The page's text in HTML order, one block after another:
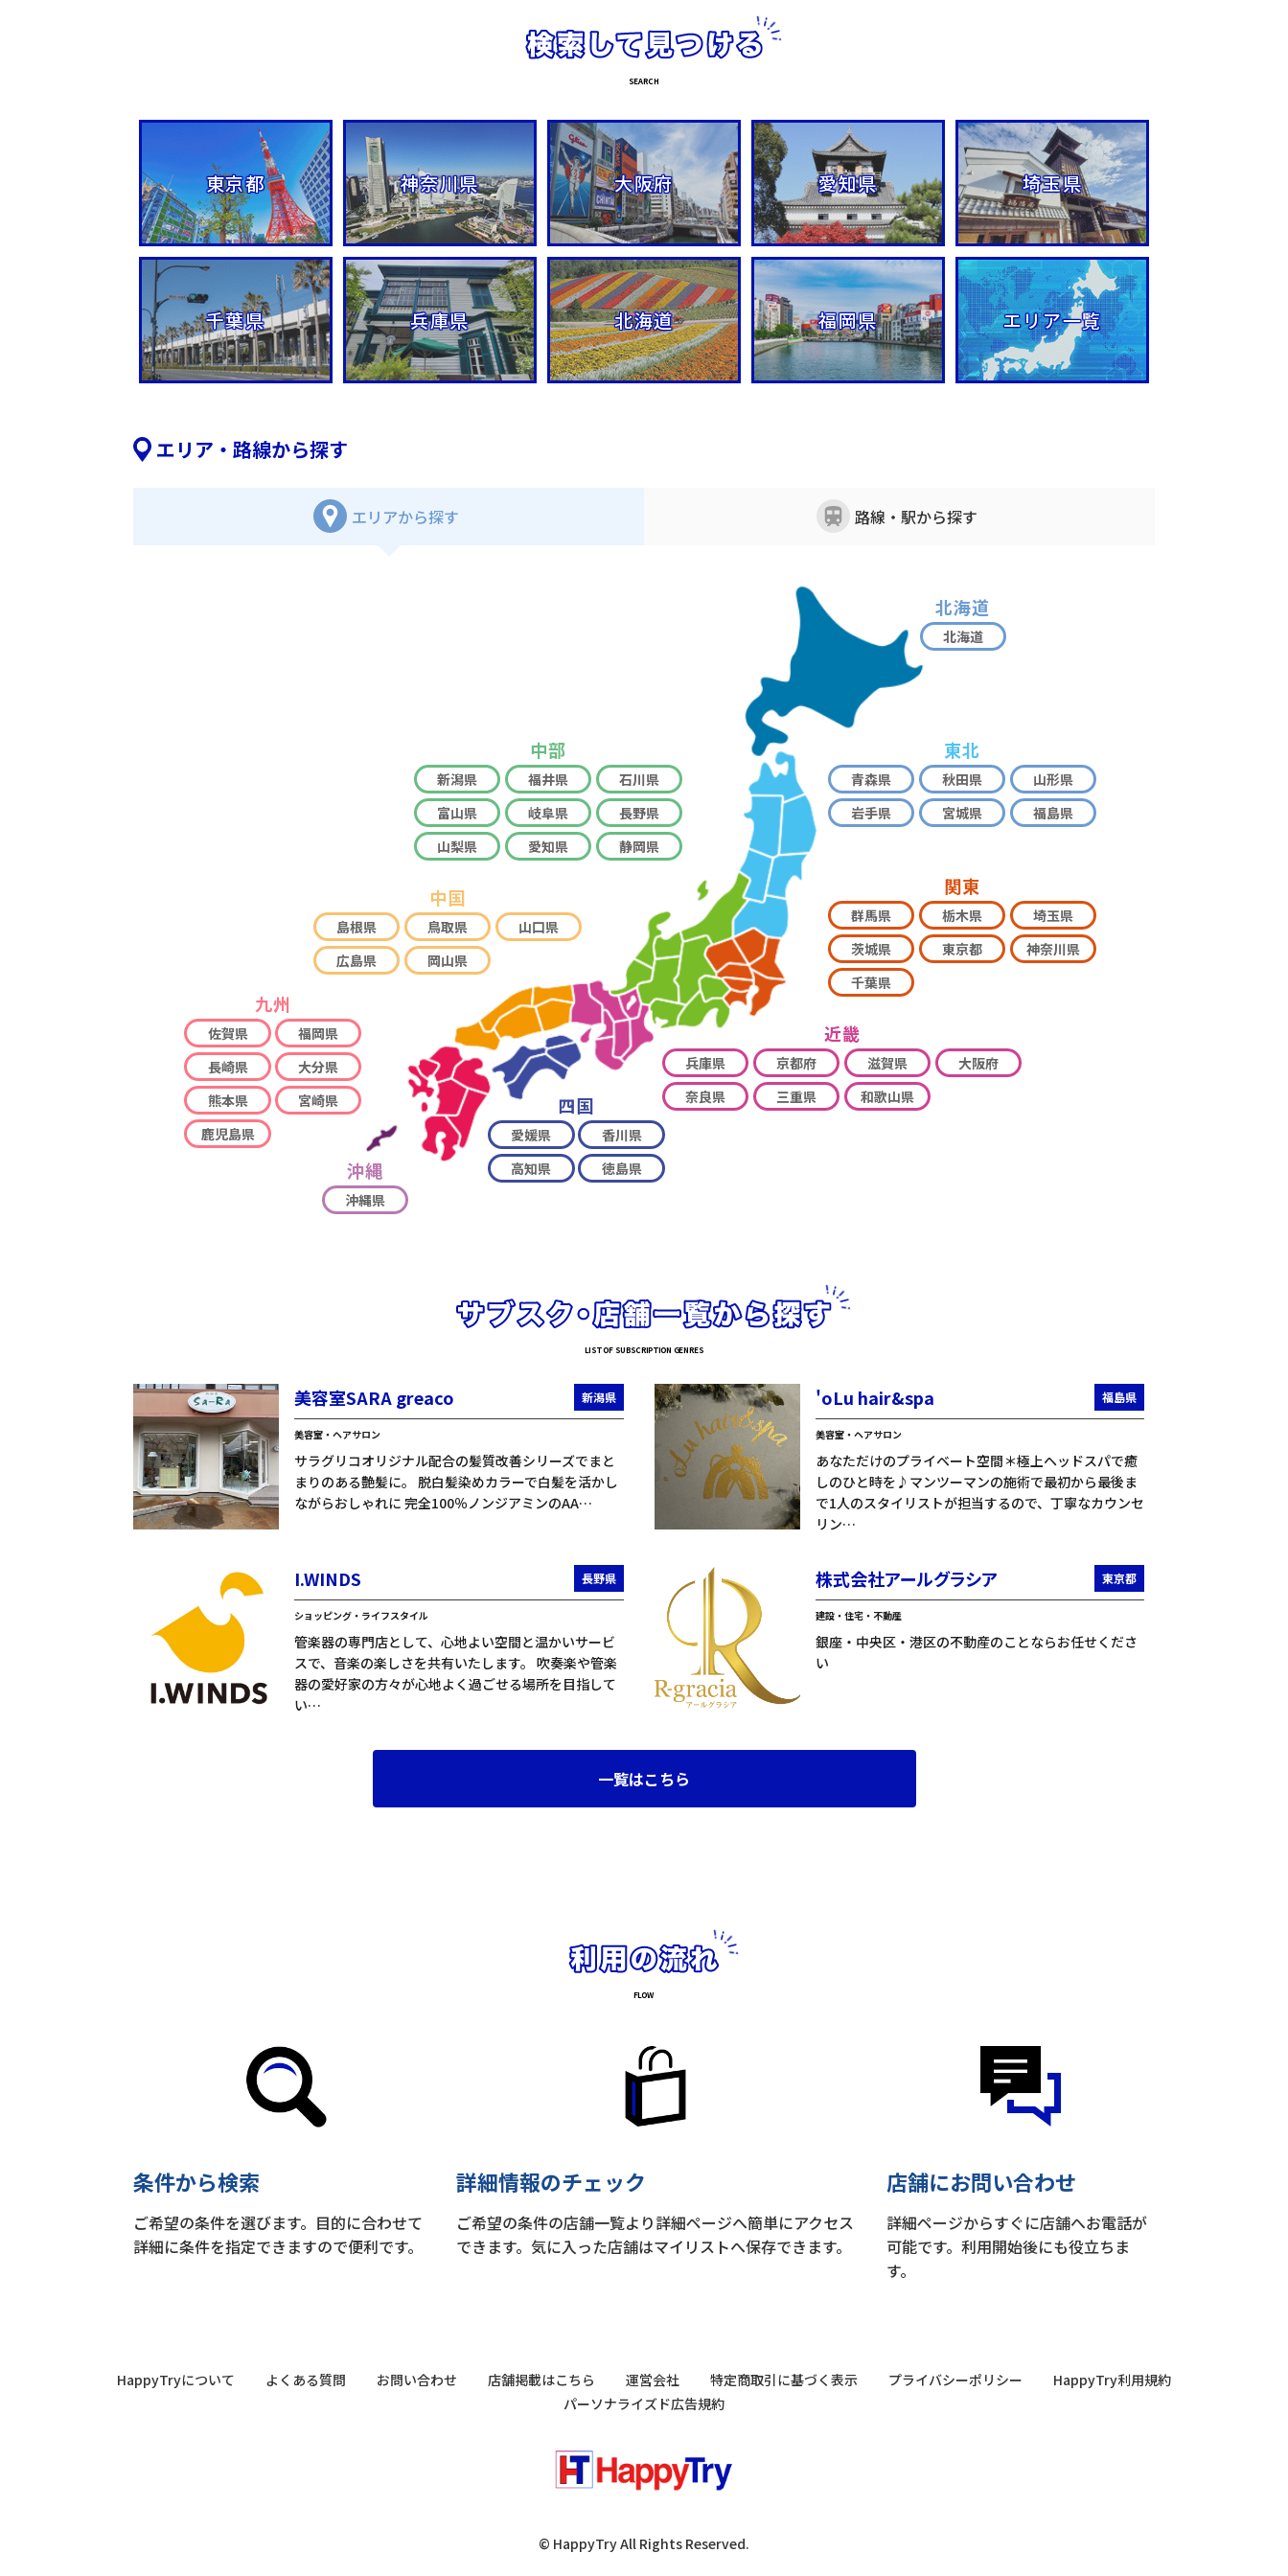
東京都 神奈川県 大阪府 愛知県 埼玉県
千葉県 兵庫県 北海道 福岡県 エリア一覧
エリア・路線から探す
エリアから探す 路線・駅から探す
北海道
北海道
東北
青森県 秋田県
山形県
岩手県
宮城県 福島県
中部
新潟県 福井県
石川県
富山県
岐阜県
長野県
山梨県
愛知県 静岡県
関東
群馬県 栃木県
埼玉県
茨城県
東京都
神奈川県
千葉県
近畿
兵庫県 京都府 滋賀県
大阪府
奈良県
三重県 和歌山県
四国
愛媛県
香川県
高知県
徳島県
中国
島根県 鳥取県
山口県
広島県
岡山県
沖縄
沖縄県
九州
佐賀県
福岡県
長崎県
大分県
熊本県
宮崎県
鹿児島県
美容室SARA greaco 新潟県
美容室・ヘアサロン
サラグリコオリジナル配合の髪質改善シリーズでまと
まりのある艶髪に。 脱白髪染めカラーで白髪を活かし
ながらおしゃれに 完全100％ノンジアミンのAA…
'oLu hair&spa 福島県
美容室・ヘアサロン
あなただけのプライベート空間＊極上ヘッドスパで癒
しのひと時を♪マンツーマンの施術で最初から最後ま
で1人のスタイリストが担当するので、丁寧なカウンセ
リン…
I.WINDS 長野県
ショッピング・ライフスタイル
管楽器の専門店として、心地よい空間と温かいサービ
スで、音楽の楽しさを共有いたします。 吹奏楽や管楽
器の愛好家の方々が心地よく過ごせる場所を目指して
い…
株式会社アールグラシア 東京都
建設・住宅・不動産
銀座・中央区・港区の不動産のことならお任せくださ
い
一覧はこちら
条件から検索
ご希望の条件を選びます。目的に合わせて
詳細に条件を指定できますので便利です。
詳細情報のチェック
ご希望の条件の店舗一覧より詳細ページへ簡単にアクセス
できます。気に入った店舗はマイリストへ保存できます。
店舗にお問い合わせ
詳細ページからすぐに店舗へお電話が
可能です。利用開始後にも役立ちま
す。
HappyTryについて よくある質問 お問い合わせ 店舗掲載はこちら 運営会社 特定商取引に基づく表示 プライバシーポリシー
HappyTry利用規約
パーソナライズド広告規約
© HappyTry All Rights Reserved.